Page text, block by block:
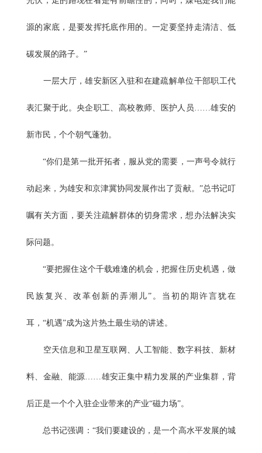
源的家底，是要发挥托底作用的。一定要坚持走清洁、低
碳发展的路子。”
一层大厅，雄安新区入驻和在建疏解单位干部职工代
表汇聚于此。央企职工、高校教师、医护人员……雄安的
新市民，个个朝气蓬勃。
“你们是第一批开拓者，服从党的需要，一声号令就行
动起来，为雄安和京津冀协同发展作出了贡献。”总书记叮
嘱有关方面，要关注疏解群体的切身需求，想办法解决实
际问题。
“要把握住这个千载难逢的机会，把握住历史机遇，做
民族复兴、改革创新的弄潮儿”。当初的期许言犹在
耳，“机遇”成为这片热土最生动的讲述。
空天信息和卫星互联网、人工智能、数字科技、新材
料、金融、能源……雄安正集中精力发展的产业集群，背
后正是一个个入驻企业带来的产业“磁力场”。
总书记强调：“我们要建设的，是一个高水平发展的城